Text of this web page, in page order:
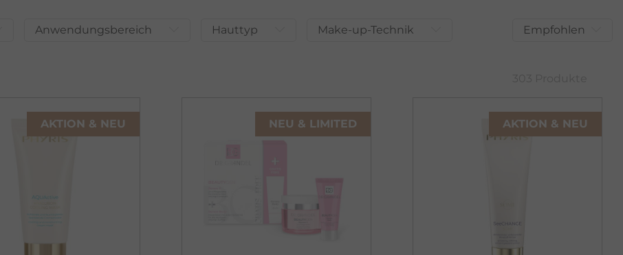
Anwendungsbereich Hauttyp Make-up-Technik Empfohlen
AKTION & NEU NEU & LIMITED AKTION & NEU